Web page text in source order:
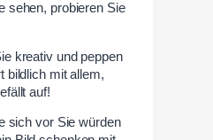
sehen, probieren Sie
kreativ und peppen
bildlich mit allem,
auf!
sich vor Sie würden